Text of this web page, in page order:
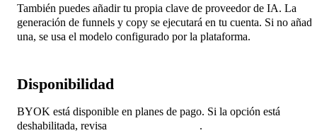
También puedes añadir tu propia clave de proveedor de IA. La
generación de funnels y copy se ejecutará en tu cuenta. Si no
una, se usa el modelo configurado por la plataforma.
Disponibilidad
BYOK está disponible en planes de pago. Si la opción está
deshabilitada, revisa
.